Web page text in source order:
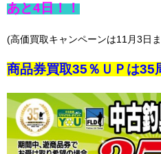
あと4日！！
(高価買取キャンペーンは11月3日
商品券買取35％ＵＰは35